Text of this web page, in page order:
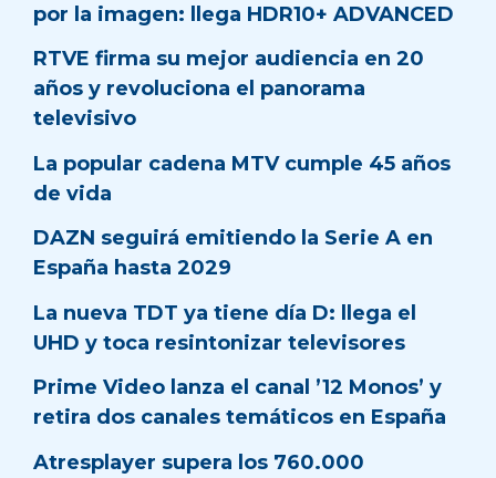
por la imagen: llega HDR10+ ADVANCED
RTVE firma su mejor audiencia en 20
años y revoluciona el panorama
televisivo
La popular cadena MTV cumple 45 años
de vida
DAZN seguirá emitiendo la Serie A en
España hasta 2029
La nueva TDT ya tiene día D: llega el
UHD y toca resintonizar televisores
Prime Video lanza el canal ’12 Monos’ y
retira dos canales temáticos en España
Atresplayer supera los 760.000